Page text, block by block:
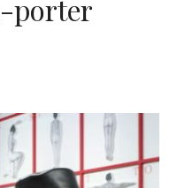
porter